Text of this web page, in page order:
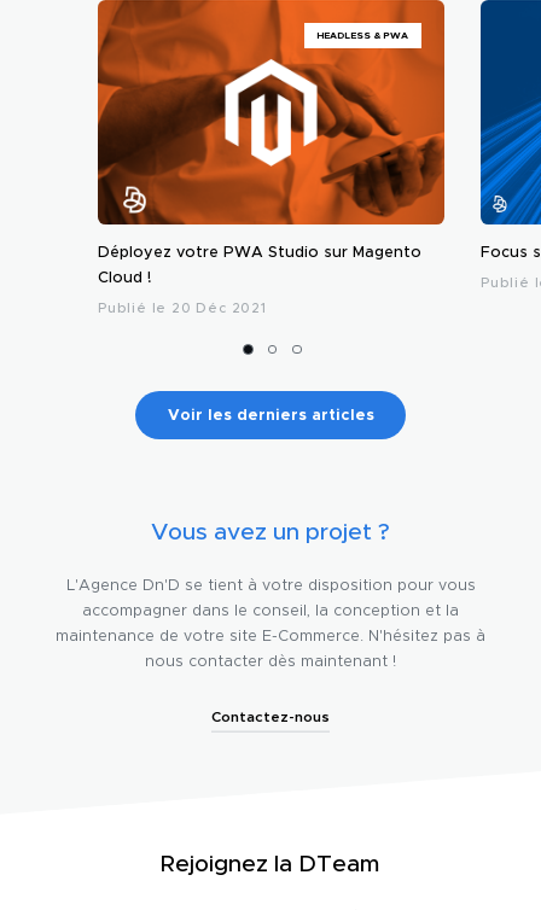
HEADLESS & PWA
Déployez votre PWA Studio sur Magento
Cloud !
Publié le 20 Déc 2021
Focus
Publié
Voir les derniers articles
Vous avez un projet ?
L'Agence Dn'D se tient à votre disposition pour vous
accompagner dans le conseil, la conception et la
maintenance de votre site E-Commerce. N'hésitez pas à
nous contacter dès maintenant !
Contactez-nous
Rejoignez la DTeam